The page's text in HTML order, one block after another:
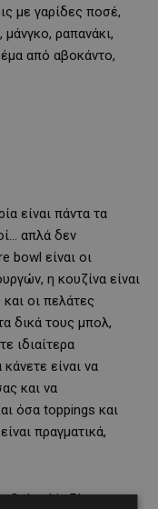
με γαρίδες ποσέ,
ραπανάκι,
από αβοκάντο,
είναι πάντα τα
απλά δεν
bowl είναι οι
η κουζίνα είναι
οι πελάτες
δικά τους μπολ,
ιδιαίτερα
είναι να
και να
όσα toppings και
πραγματικά,
Columbia Plaza, στην